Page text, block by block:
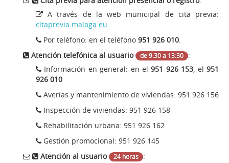
Registro de Demandantes
Otras Actuaciones
Enlaces
A través de la web municipal de cita previa:
citaprevia.malaga.eu
Por teléfono: en el teléfono 951 926 010.
Atención telefónica al usuario
de 9:30 a 13:30
:
Información en general: en el951 926 153, el951
926 010
Averías y mantenimiento de viviendas: 951 926 156
Inspección de viviendas: 951 926 158
Rehabilitación urbana: 951 926 162
Gestión promocional: 951 926 145
Atención al usuario
24 horas
: